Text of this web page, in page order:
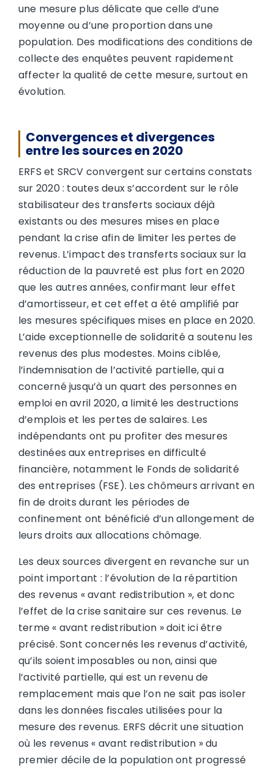
une mesure plus délicate que celle d’une
moyenne ou d’une proportion dans une
population. Des modifications des conditions de
collecte des enquêtes peuvent rapidement
affecter la qualité de cette mesure, surtout en
évolution.
Convergences et divergences
entre les sources en 2020
ERFS et SRCV convergent sur certains constats
sur 2020 : toutes deux s’accordent sur le rôle
stabilisateur des transferts sociaux déjà
existants ou des mesures mises en place
pendant la crise afin de limiter les pertes de
revenus. L’impact des transferts sociaux sur la
réduction de la pauvreté est plus fort en 2020
que les autres années, confirmant leur effet
d’amortisseur, et cet effet a été amplifié par
les mesures spécifiques mises en place en 2020.
L’aide exceptionnelle de solidarité a soutenu les
revenus des plus modestes. Moins ciblée,
l’indemnisation de l’activité partielle, qui a
concerné jusqu’à un quart des personnes en
emploi en avril 2020, a limité les destructions
d’emplois et les pertes de salaires. Les
indépendants ont pu profiter des mesures
destinées aux entreprises en difficulté
financière, notamment le Fonds de solidarité
des entreprises (FSE). Les chômeurs arrivant en
fin de droits durant les périodes de
confinement ont bénéficié d’un allongement de
leurs droits aux allocations chômage.
Les deux sources divergent en revanche sur un
point important : l’évolution de la répartition
des revenus « avant redistribution », et donc
l’effet de la crise sanitaire sur ces revenus. Le
terme « avant redistribution » doit ici être
précisé. Sont concernés les revenus d’activité,
qu’ils soient imposables ou non, ainsi que
l’activité partielle, qui est un revenu de
remplacement mais que l’on ne sait pas isoler
dans les données fiscales utilisées pour la
mesure des revenus. ERFS décrit une situation
où les revenus « avant redistribution » du
premier décile de la population ont progressé